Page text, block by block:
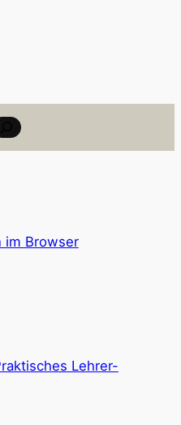
im Browser
Lehrer-